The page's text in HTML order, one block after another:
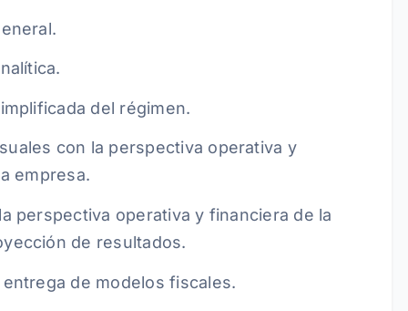
del régimen.
con la perspectiva operativa y
empresa.
perspectiva operativa y financiera de la
de resultados.
de modelos fiscales.